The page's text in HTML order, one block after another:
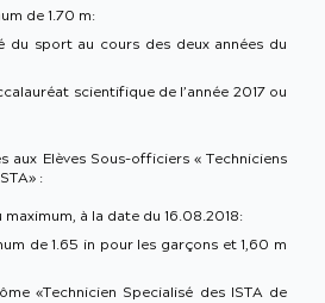
de 1.70 m:
du sport au cours des deux années du
scientifique de l’année 2017 ou
aux Elèves Sous-officiers « Techniciens
:
maximum, à la date du 16.08.2018:
de 1.65 in pour les garçons et 1,60 m
«Technicien Specialisé des ISTA de